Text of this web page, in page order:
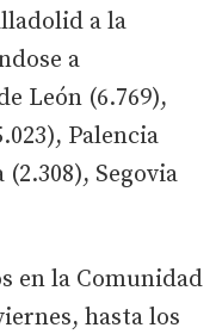
a la
a
León (6.769),
Palencia
Segovia
en la Comunidad
hasta los